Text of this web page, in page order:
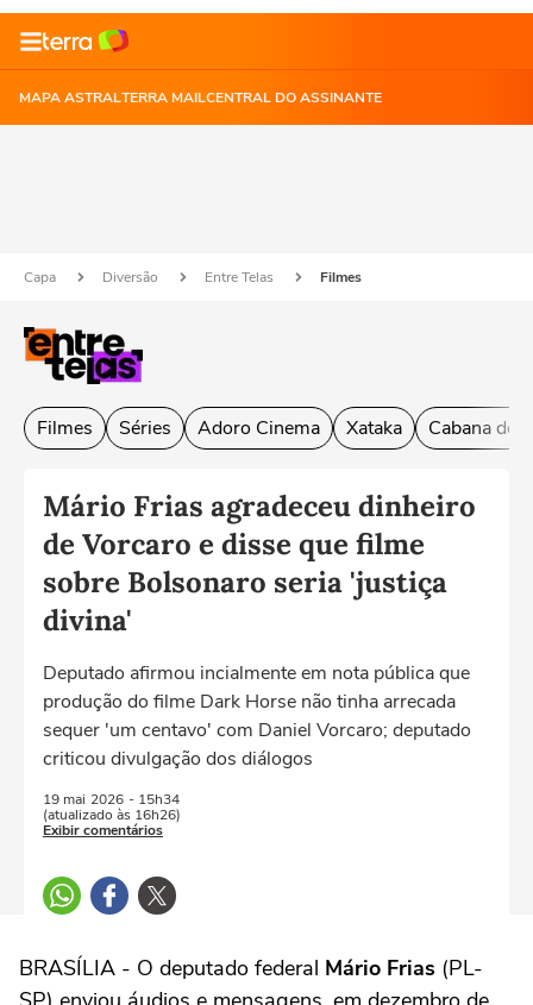
MAPA ASTRALTERRA MAILCENTRAL DO ASSINANTE
Capa Diversão Entre Telas Filmes
Filmes Séries Adoro Cinema Xataka Cabana do
Mário Frias agradeceu dinheiro
de Vorcaro e disse que filme
sobre Bolsonaro seria 'justiça
divina'
Deputado afirmou incialmente em nota pública que
produção do filme Dark Horse não tinha arrecada
sequer 'um centavo' com Daniel Vorcaro; deputado
criticou divulgação dos diálogos
19 mai 2026 - 15h34
(atualizado às 16h26)
Exibir comentários
BRASÍLIA - O deputado federal Mário Frias (PL-